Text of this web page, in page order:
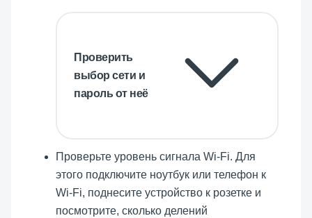
Проверить
выбор сети и
пароль от неё
Проверьте уровень сигнала Wi-Fi. Для
этого подключите ноутбук или телефон к
Wi-Fi, поднесите устройство к розетке и
посмотрите, сколько делений